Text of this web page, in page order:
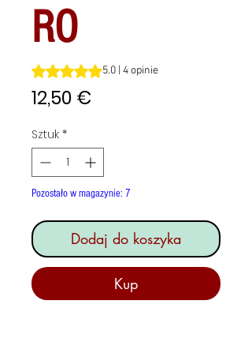
RO
Ocena to 5.0 na pięć gwiazdek na
5.0 | 4 opinie
12,50 €
Sztuk *
Pozostało w magazynie: 7
Dodaj do koszyka
Kup